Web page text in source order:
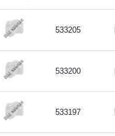
533205
533200
533197